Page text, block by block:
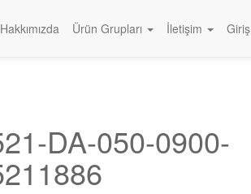
Hakkımızda Ürün Grupları İletişim Giriş
DA-050-0900-